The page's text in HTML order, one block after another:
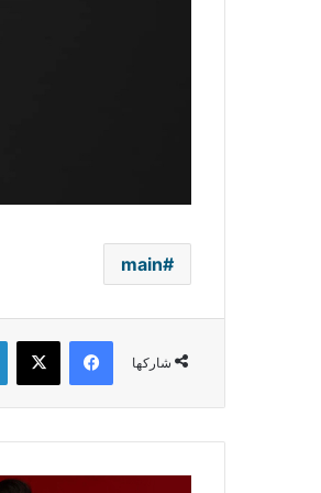
main
شاركها
فيسبوك ‫X